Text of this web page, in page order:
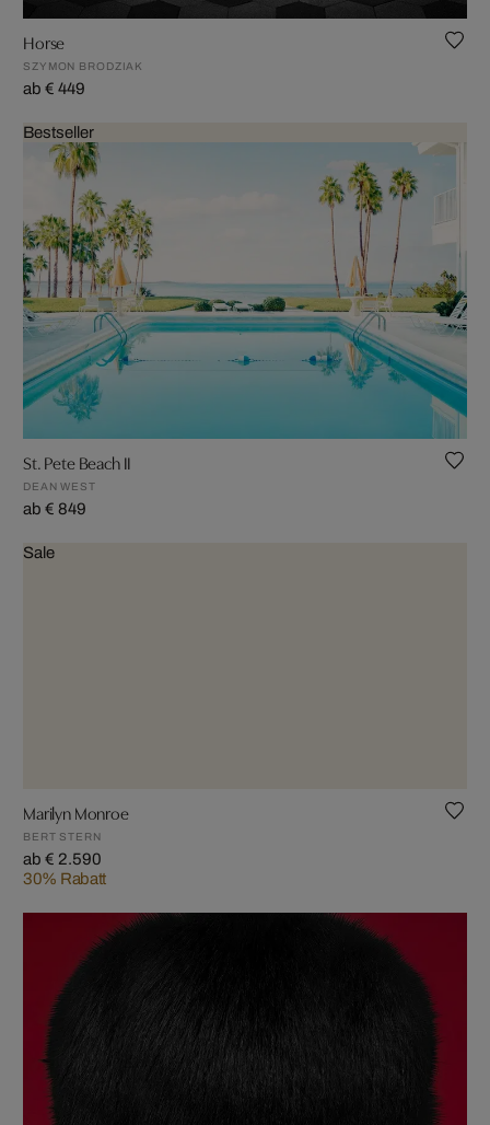
Horse
SZYMON BRODZIAK
ab € 449
Bestseller
St. Pete Beach II
DEAN WEST
ab € 849
Sale
Marilyn Monroe
BERT STERN
ab € 2.590
30% Rabatt